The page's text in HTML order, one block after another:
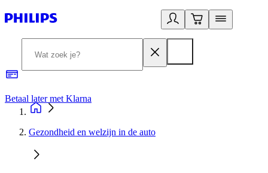
Betaal later met Klarna
Gezondheid en welzijn in de auto